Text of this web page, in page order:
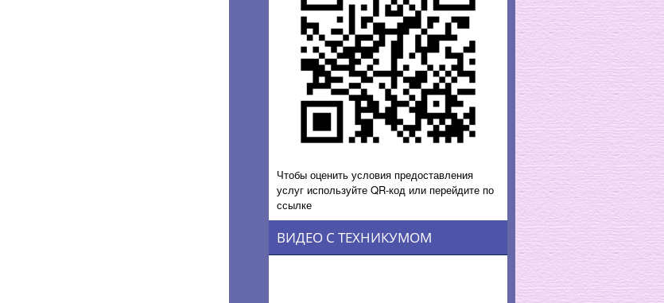
Чтобы оценить условия предоставления
услуг используйте QR-код или перейдите по
ссылке
ВИДЕО С ТЕХНИКУМОМ